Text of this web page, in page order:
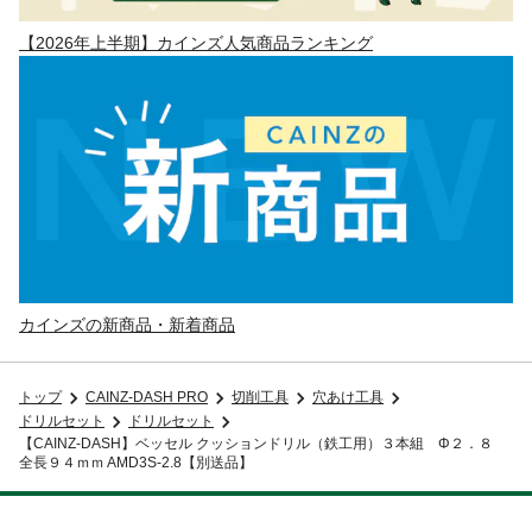
【2026年上半期】カインズ人気商品ランキング
カインズの新商品・新着商品
トップ CAINZ-DASH PRO 切削工具
穴あけ工具
ドリルセット
ドリルセット
【CAINZ-DASH】ベッセル クッションドリル（鉄工用）３本組 Φ２．８
全長９４ｍｍ AMD3S-2.8【別送品】